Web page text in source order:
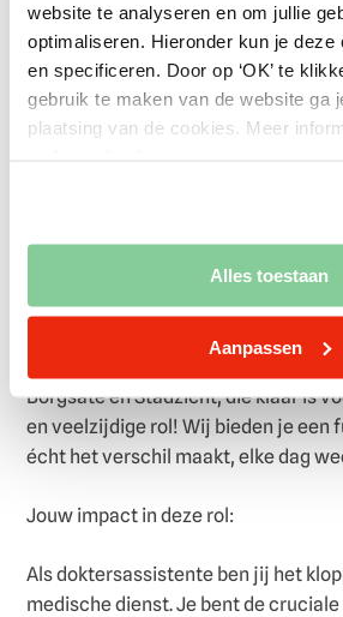
website te analyseren en om jullie
optimaliseren. Hieronder kun je deze
en specificeren. Door op ‘OK’ te
gebruik te maken van de website ga
plaatsing van de cookies. Meer
Alles toestaan
Aanpassen
24 – 32 uur Rotterdam
Ben jij meer dan een assistent? Ben
spil, een rots in de branding en een
contactpunt? De spin in het web?
een gedreven en deskundige
Borgsate en Stadzicht, die klaar is
en veelzijdige rol! Wij bieden je een
écht het verschil maakt, elke dag
Jouw impact in deze rol:
Als doktersassistente ben jij het
medische dienst. Je bent de